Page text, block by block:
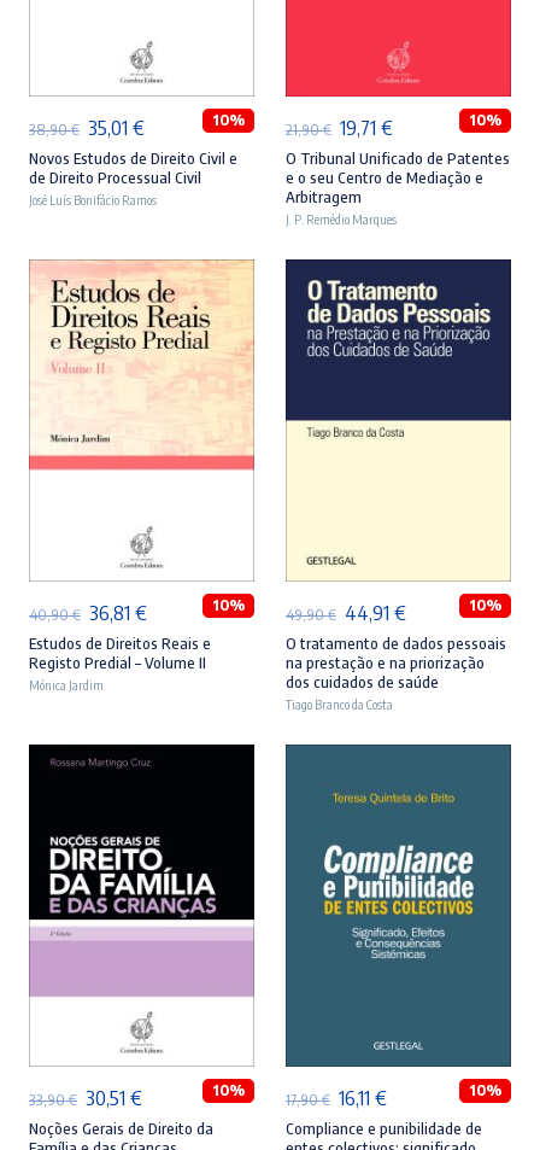
ADICIONAR
38,90€ O
preço
original
38,90 €.
35,01 €O
preço
atual
35,01 €.
10%
Novos Estudos de Direito Civil e
de Direito Processual Civil
José Luís Bonifácio Ramos
ADICIONAR
21,90€ O
preço
original
era:
21,90 €.
19,71 €O
preço
atual
é:
19,71 €.
10%
O Tribunal Unificado de Patentes
e o seu Centro de Mediação e
Arbitragem
J. P. Remédio Marques
ADICIONAR
40,90€ O
preço
original
40,90 €.
36,81 €O
preço
atual
36,81 €.
10%
Estudos de Direitos Reais e
Registo Predial – Volume II
Mónica Jardim
49,90€ O
preço
original
era:
49,90 €.
44,91 €O
preço
atual
44,91 €.
10%
O tratamento de dados pessoais
na prestação e na priorização
dos cuidados de saúde
Tiago Branco da Costa
ADICIONAR
33,90€ O
preço
30,51 €O
preço
10%
Noções Gerais de Direito da
17,90€ O
preço
16,11 €O
preço
10%
Compliance e punibilidade de